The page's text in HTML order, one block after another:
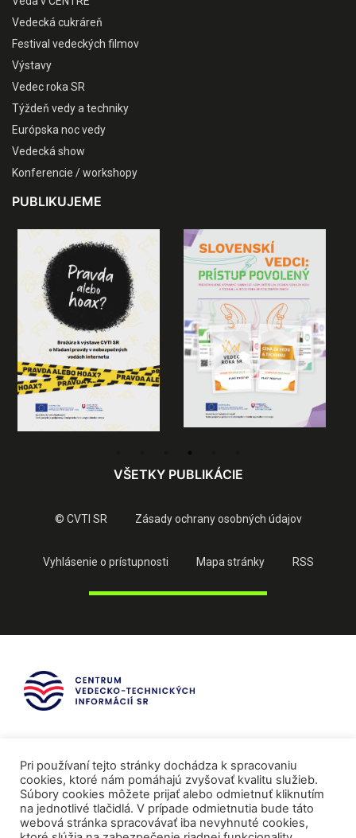
Vedecká cukráreň
Festival vedeckých filmov
Výstavy
Vedec roka SR
Týždeň vedy a techniky
Európska noc vedy
Vedecká show
Konferencie / workshopy
PUBLIKUJEME
VŠETKY PUBLIKÁCIE
© CVTI SR Zásady ochrany osobných údajov
Vyhlásenie o prístupnosti Mapa stránky RSS
Pri používaní tejto stránky dochádza k spracovaniu
cookies, ktoré nám pomáhajú zvyšovať kvalitu služieb.
Súbory cookies môžete prijať alebo odmietnuť kliknutím
na jednotlivé tlačidlá. V prípade odmietnutia bude táto
webová stránka spracovávať iba nevyhnuté cookies,